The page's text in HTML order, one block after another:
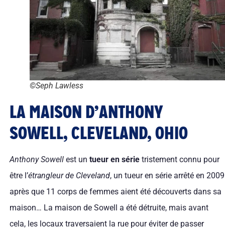
©Seph Lawless
LA MAISON D’ANTHONY
SOWELL, CLEVELAND, OHIO
Anthony Sowellest un tueur en sérietristement connu pour
être l’étrangleur de Cleveland, un tueur en série arrêté en 2009
après que 11 corps de femmes aient été découverts dans sa
maison… La maison de Sowell a été détruite, mais avant
cela, les locaux traversaient la rue pour éviter de passer